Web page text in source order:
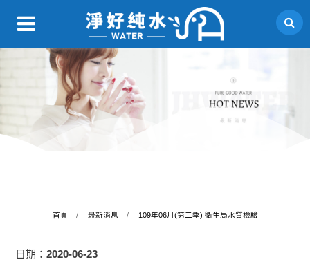
首頁 最新消息 ​​​​​​​109年06月(第二季) 衛生局水質檢驗
日期：2020-06-23